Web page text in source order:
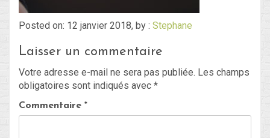
Posted on: 12 janvier 2018, by : Stephane
Laisser un commentaire
Votre adresse e-mail ne sera pas publiée. Les champs
obligatoires sont indiqués avec *
Commentaire *